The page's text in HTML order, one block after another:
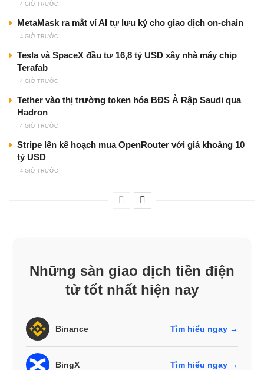
4 GIỜ TRƯỚC
MetaMask ra mắt ví AI tự lưu ký cho giao dịch on-chain
4 GIỜ TRƯỚC
Tesla và SpaceX đầu tư 16,8 tỷ USD xây nhà máy chip
Terafab
4 GIỜ TRƯỚC
Tether vào thị trường token hóa BĐS Ả Rập Saudi qua
Hadron
4 GIỜ TRƯỚC
Stripe lên kế hoạch mua OpenRouter với giá khoảng 10
tỷ USD
4 GIỜ TRƯỚC
Những sàn giao dịch tiền điện
tử tốt nhất hiện nay
Binance Tìm hiểu ngay →
BingX Tìm hiểu ngay →